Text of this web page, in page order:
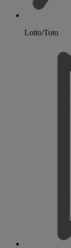
Lotto/Toto